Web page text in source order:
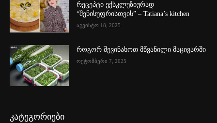
რეცეპტი ექსკლუზიურად
“შენისუფრისთვის” – Tatiana’s kitchen
აგვისტო 18, 2025
როგორ შევინახოთ მწვანილი მაცივარში
ოქტომბერი 7, 2025
კატეგორიები